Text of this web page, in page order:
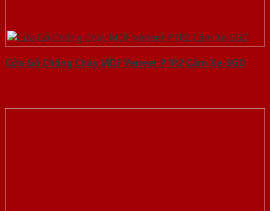
Cửa Gỗ Chống Cháy MDF Veneer P1R2 Căm Xe-SGD